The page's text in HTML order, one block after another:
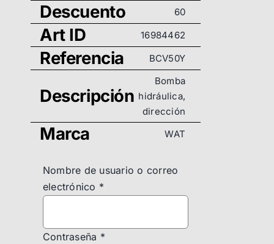
Descuento 60
Art ID 16984462
Referencia BCV50Y
Descripción
Bomba
hidráulica,
dirección
Marca WAT
Nombre de usuario o correo
electrónico *
Contraseña *